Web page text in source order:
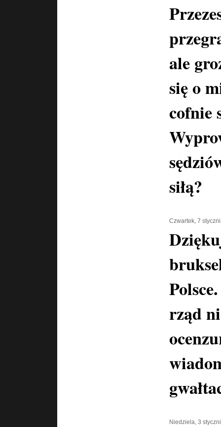
ale
się o
cofnie
siłą?
Czwartek, 7
rząd
Niedziela, 3